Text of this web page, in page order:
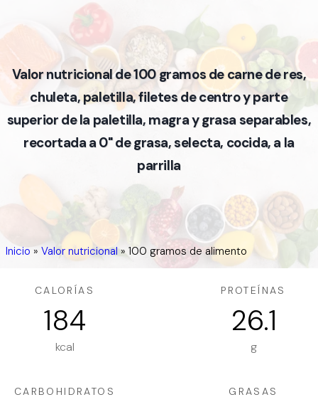
Valor nutricional de 100 gramos de carne de res,
chuleta, paletilla, filetes de centro y parte
superior de la paletilla, magra y grasa separables,
recortada a 0" de grasa, selecta, cocida, a la
parrilla
Inicio » Valor nutricional »100 gramos de alimento
CALORÍAS
184
kcal
PROTEÍNAS
26.1
g
CARBOHIDRATOS GRASAS